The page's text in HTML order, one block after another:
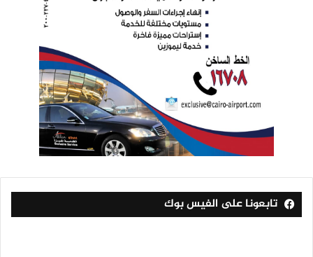
تابعونا على الفيس بوك